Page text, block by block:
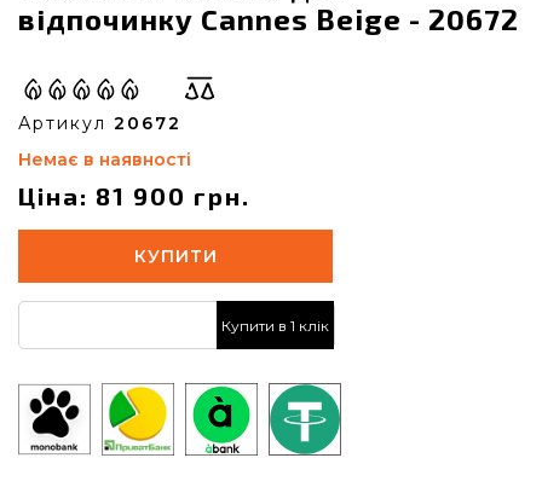
відпочинку Cannes Beige - 20672
Артикул 20672
Немає в наявності
Ціна: 81 900 грн.
КУПИТИ
Купити в 1 клік